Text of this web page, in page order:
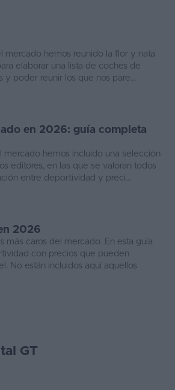
mercado hemos reunido la flor y nata
elaborar una lista de coches de
poder reunir los que nos pare...
en 2026: guía completa
hemos incluido una selección
editores, en las que se valoran todos
entre deportividad y preci...
2026
más caros del mercado. En esta guía
con precios que pueden
No están incluidos aquí aquellos
GT